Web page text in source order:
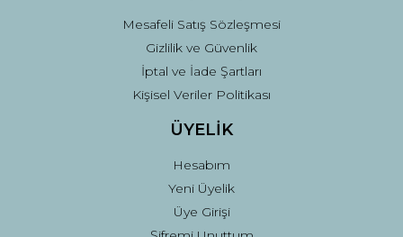
Mesafeli Satış Sözleşmesi
Gizlilik ve Güvenlik
İptal ve İade Şartları
Kişisel Veriler Politikası
ÜYELİK
Hesabım
Yeni Üyelik
Üye Girişi